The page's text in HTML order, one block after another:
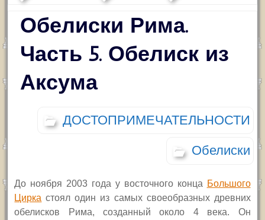
Обелиски Рима.
Часть 5. Обелиск из
Аксума
ДОСТОПРИМЕЧАТЕЛЬНОСТИ
Обелиски
До ноября 2003 года у восточного конца Большого
Цирка стоял один из самых своеобразных древних
обелисков Рима, созданный около 4 века. Он